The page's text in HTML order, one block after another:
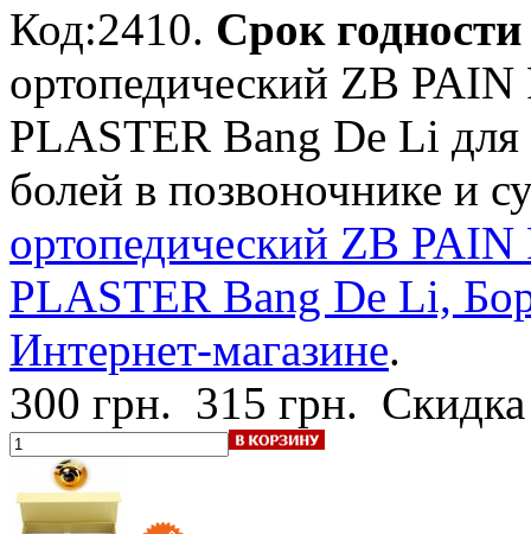
Код:2410. Срок
ортопедический ZB
PLASTER Bang De Li
болей в позвоночнике и
ортопедический ZB
PLASTER Bang De Li,
Интернет-магазине.
300 грн. 315 грн.